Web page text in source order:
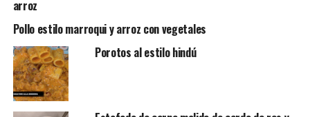
arroz
Pollo estilo marroqui y arroz con vegetales
Porotos al estilo hindú